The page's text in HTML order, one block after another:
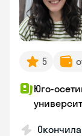
5
Юго-